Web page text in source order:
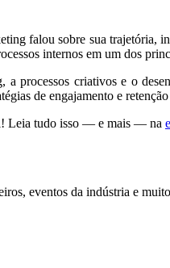
falou sobre sua trajetória,
internos em um dos
processos criativos e o
de engajamento e
Leia tudo isso — e mais — na
eventos da indústria e